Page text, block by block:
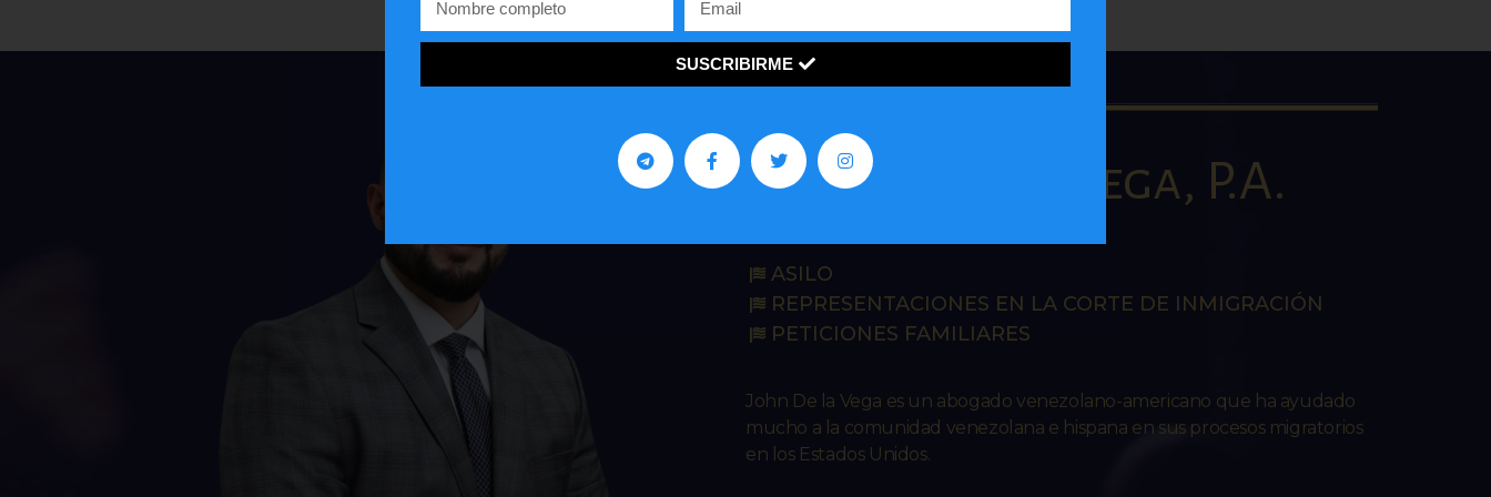
John R. De la Vega, P.A.
ASILO
REPRESENTACIONES EN LA CORTE DE INMIGRACIÓN
PETICIONES FAMILIARES
John De la Vega es un abogado venezolano-americano que ha ayudado
mucho a la comunidad venezolana e hispana en sus procesos migratorios
en los Estados Unidos.
SUSCRIBIRME